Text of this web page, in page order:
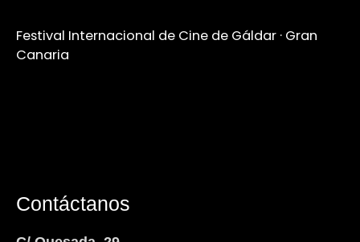
Festival Internacional de Cine de Gáldar · Gran
Canaria
Contáctanos